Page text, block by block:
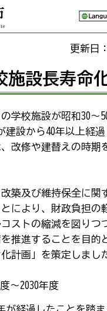
更新日
施設長寿命
学校施設が昭和30～
建設から40年以上経
改修や建替えの時期
築及び維持保全に関
により、財政負担の
ストの縮減を図りつ
推進することを目的
計画」を策定しまし
～2030年度
が経過したことを踏